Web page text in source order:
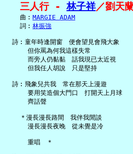
三人行 - 林子祥／劉天
     曲︰
MARGIE ADAM
     詞︰
林振強
   詩︰童年時逢開窗　便會望見會飛大象
       但你罵為何我這樣失常
       而旁人仍黏黏　話我現已太近視
       但我任人胡說　只是堅持
   詩︰飛象兒共我　常在那天上漫遊
       要用笑造個大門口　打開天上月球
       齊話聲
     ＊漫長漫長路間　我伴我閒談
       漫長漫長夜晚　從未覺是冷
       重唱　＊